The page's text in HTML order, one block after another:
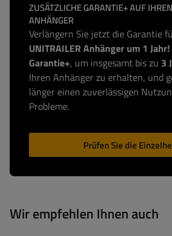
ZUSÄTZLICHE GARANTIE+ AUF
ANHÄNGER
Verlängern Sie jetzt die Garantie
UNITRAILER Anhänger um 1
Garantie+, um insgesamt bis zu 3
Ihren Anhänger zu erhalten, und
länger einen zuverlässigen
Probleme.
Prüfen Sie die
Wir empfehlen Ihnen auch